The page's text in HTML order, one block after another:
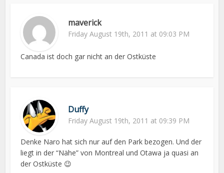
maverick
Friday August 19th, 2011 at 09:03 PM
Canada ist doch gar nicht an der Ostküste
Duffy
Friday August 19th, 2011 at 09:39 PM
Denke Naro hat sich nur auf den Park bezogen. Und der
liegt in der “Nähe” von Montreal und Otawa ja quasi an
der Ostküste 😉